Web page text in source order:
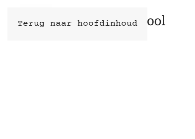
Terug naar hoofdinhoud